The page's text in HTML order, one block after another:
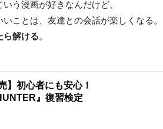
う漫画が好きなんだけど、
ことは、友達との会話が楽しくなる。
ら解ける。
】初心者にも安心！
』復習検定